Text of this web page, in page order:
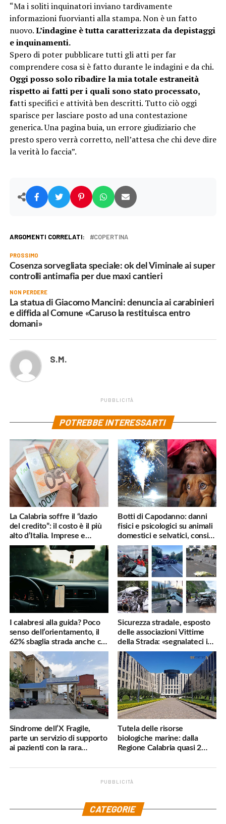
“Ma i soliti inquinatori inviano tardivamente
informazioni fuorvianti alla stampa. Non è un fatto
nuovo.L’indagine è tutta caratterizzata da depistaggi
e inquinamenti.
Spero di poter pubblicare tutti gli atti per far
comprendere cosa si è fatto durante le indagini e da chi.
Oggi posso solo ribadire la mia totale estraneità
rispetto ai fatti per i quali sono stato processato,
fatti specifici e attività ben descritti. Tutto ciò oggi
sparisce per lasciare posto ad una contestazione
generica. Una pagina buia, un errore giudiziario che
presto spero verrà corretto, nell’attesa che chi deve dire
la verità lo faccia”.
ARGOMENTI CORRELATI: COPERTINA
PROSSIMO
Cosenza sorvegliata speciale: ok del Viminale ai super
controlli antimafia per due maxi cantieri
NON PERDERE
La statua di Giacomo Mancini: denuncia ai carabinieri
e diffida al Comune «Caruso la restituisca entro
domani»
S.M.
PUBBLICITÀ
POTREBBE INTERESSARTI
La Calabria soffre il “dazio
del credito”: il costo è il più
alto d’Italia. Imprese e
famiglie penalizzate
Botti di Capodanno: danni
fisici e psicologici su animali
domestici e selvatici, consigli
utili
I calabresi alla guida? Poco
senso dell’orientamento, il
62% sbaglia strada anche col
navigatore
Sicurezza stradale, esposto
delle associazioni Vittime
della Strada: «segnalateci i
pericoli, interverremo
subito»
Sindrome dell’X Fragile,
parte un servizio di supporto
ai pazienti con la rara
Tutela delle risorse
biologiche marine: dalla
Regione Calabria quasi 2
PUBBLICITÀ
CATEGORIE